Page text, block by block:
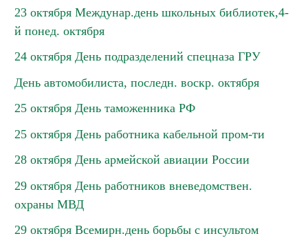
23 октября Междунар.день школьных библиотек,4-
й понед. октября
24 октября День подразделений спецназа ГРУ
День автомобилиста, последн. воскр. октября
25 октября День таможенника РФ
25 октября День работника кабельной пром-ти
28 октября День армейской авиации России
29 октября День работников вневедомствен.
охраны МВД
29 октября Всемирн.день борьбы с инсультом